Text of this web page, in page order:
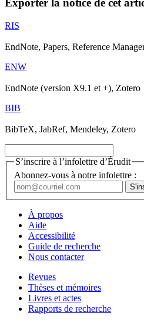
Exporter la notice de cet
RIS
EndNote, Papers, Reference
ENW
EndNote (version X9.1 et +), Zotero
BIB
BibTeX, JabRef, Mendeley, Zotero
S’inscrire à l’infolettre d’Érudit
Abonnez-vous à notre infolettre :
À propos
Aide
Accessibilité
Guide de recherche
Nous contacter
Revues
Thèses et mémoires
Livres et actes
Rapports de recherche